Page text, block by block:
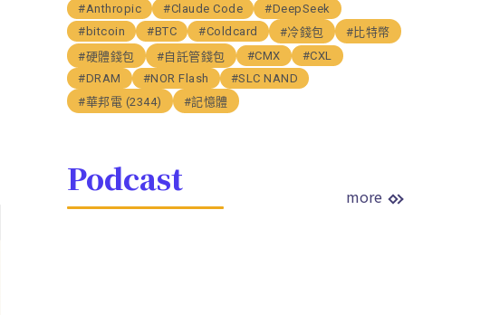
#Anthropic
#Claude Code
#DeepSeek
#bitcoin
#BTC #Coldcard #冷錢包
#比特幣
#硬體錢包
#自託管錢包 #CMX
#CXL
#DRAM
#NOR Flash
#SLC NAND
#華邦電 (2344)
#記憶體
Podcast more